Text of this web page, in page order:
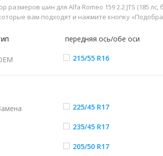
шин для Alfa Romeo 159 2.2 JTS (185
вам подходят и нажмите кнопку
передняя ось/обе оси
215/55 R16
225/45 R17
235/45 R17
205/50 R17